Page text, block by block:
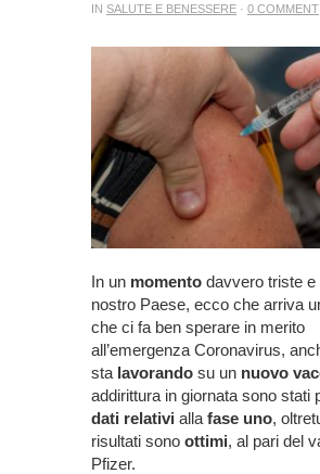
IN SALUTE E BENESSERE · 0 COMMENT
In un momento davvero triste e
nostro Paese, ecco che arriva
che ci fa ben sperare in merito
all’emergenza Coronavirus,
sta lavorando su un nuovo
addirittura in giornata sono stati
dati relativi alla fase uno,
risultati sono ottimi, al pari del
Pfizer.